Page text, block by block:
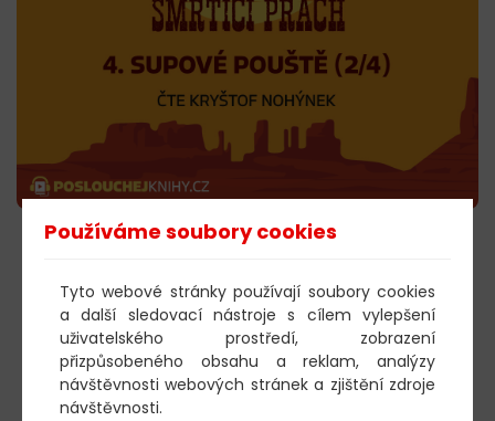
603 805 271
pondělí-čtvrtek: 10:00-16:00
Používáme soubory cookies
Tyto webové stránky používají soubory cookies
a další sledovací nástroje s cílem vylepšení
uživatelského prostředí, zobrazení
přizpůsobeného obsahu a reklam, analýzy
návštěvnosti webových stránek a zjištění zdroje
návštěvnosti.